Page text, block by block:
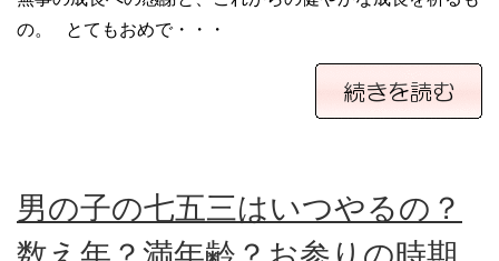
の。 とてもおめで・・・
男の子の七五三はいつやるの？